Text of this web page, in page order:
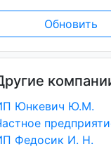
Обновить
Юнкевич Ю.М.
Федосик И. Н.